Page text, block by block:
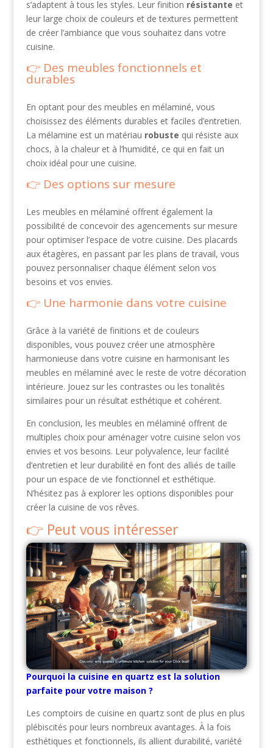
s’adaptent à tous les styles. Leur finition résistante et
leur large choix de couleurs et de textures permettent
de créer l’ambiance que vous souhaitez dans votre
cuisine.
Des meubles fonctionnels et
durables
En optant pour des meubles en mélaminé, vous
choisissez des éléments durables et faciles d’entretien.
La mélamine est un matériau robuste qui résiste aux
chocs, à la chaleur et à l’humidité, ce qui en fait un
choix idéal pour une cuisine.
Des options sur mesure
Les meubles en mélaminé offrent également la
possibilité de concevoir des agencements sur mesure
pour optimiser l’espace de votre cuisine. Des placards
aux étagères, en passant par les plans de travail, vous
pouvez personnaliser chaque élément selon vos
besoins et vos envies.
Une harmonie dans votre cuisine
Grâce à la variété de finitions et de couleurs
disponibles, vous pouvez créer une atmosphère
harmonieuse dans votre cuisine en harmonisant les
meubles en mélaminé avec le reste de votre décoration
intérieure. Jouez sur les contrastes ou les tonalités
similaires pour un résultat esthétique et cohérent.
En conclusion, les meubles en mélaminé offrent de
multiples choix pour aménager votre cuisine selon vos
envies et vos besoins. Leur polyvalence, leur facilité
d’entretien et leur durabilité en font des alliés de taille
pour un espace de vie fonctionnel et esthétique.
N’hésitez pas à explorer les options disponibles pour
créer la cuisine de vos rêves.
Peut vous intéresser
Pourquoi la cuisine en quartz est la solution
parfaite pour votre maison ?
Les comptoirs de cuisine en quartz sont de plus en plus
plébiscités pour leurs nombreux avantages. À la fois
esthétiques et fonctionnels, ils allient durabilité, variété